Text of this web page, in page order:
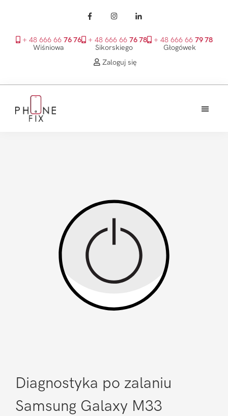
+ 48 666 66 76 76
Wiśniowa
+ 48 666 66 76 78
Sikorskiego
+ 48 666 66 79 78
Głogówek
Zaloguj się
głównego
Diagnostyka po zalaniu
Samsung Galaxy M33